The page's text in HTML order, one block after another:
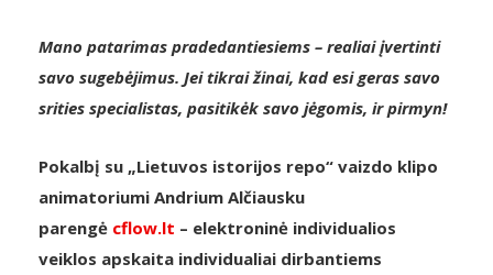
Mano patarimas pradedantiesiems – realiai įvertinti
savo sugebėjimus. Jei tikrai žinai, kad esi geras savo
srities specialistas, pasitikėk savo jėgomis, ir pirmyn!
Pokalbį su „Lietuvos istorijos repo“ vaizdo klipo
animatoriumi Andrium Alčiausku
parengė cflow.lt – elektroninė individualios
veiklos apskaita individualiai dirbantiems